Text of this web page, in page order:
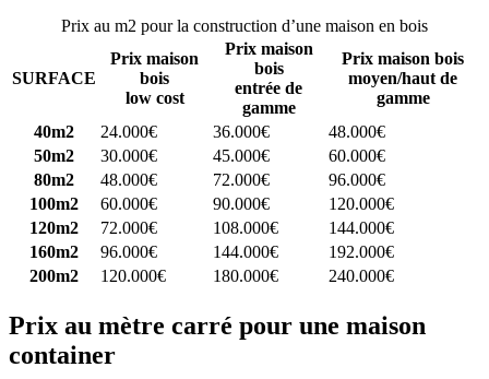
Prix au m2 pour la construction d’une maison en bois
SURFACE
Prix maison
bois
low cost
Prix maison
bois
entrée de
gamme
Prix maison bois
moyen/haut de
gamme
40m2
24.000€ 36.000€
48.000€
50m2
30.000€ 45.000€
60.000€
80m2
48.000€ 72.000€
96.000€
100m2
60.000€ 90.000€
120.000€
120m2
72.000€ 108.000€
144.000€
160m2
96.000€ 144.000€
192.000€
200m2
120.000€ 180.000€ 240.000€
Prix au mètre carré pour une maison
container